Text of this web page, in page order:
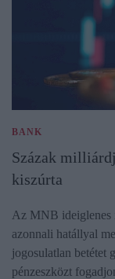
BANK
Százak
kiszúrta
Az MNB ideiglenes
azonnali hatállyal
jogosulatlan betétet
pénzeszközt